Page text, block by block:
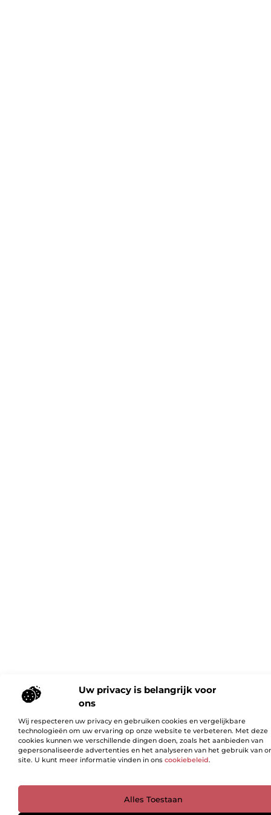
Uw privacy is belangrijk voor
ons
Wij respecteren uw privacy en gebruiken cookies en vergelijkbare
technologieën om uw ervaring op onze website te verbeteren. Met deze
cookies kunnen we verschillende dingen doen, zoals het aanbieden van
gepersonaliseerde advertenties en het analyseren van het gebruik van
site. U kunt meer informatie vinden in ons cookiebeleid.
Alles Toestaan